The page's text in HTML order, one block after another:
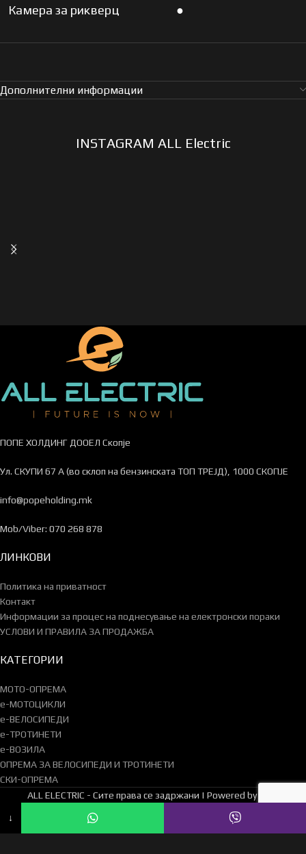
Камера за рикверц ●
Дополнителни информации
INSTAGRAM ALL Electric
ПОПЕ ХОЛДИНГ ДООЕЛ Скопје
Ул. СКУПИ 67 А (во склоп на бензинската ТОП ТРЕЈД), 1000 СКОПЈЕ
info@popeholding.mk
Mob/Viber: 070 268 878
ЛИНКОВИ
Политика на приватност
Контакт
Информации за процес на поднесување на електронски пораки
УСЛОВИ И ПРАВИЛА ЗА ПРОДАЖБА
КАТЕГОРИИ
МОТО-ОПРЕМА
e-МОТОЦИКЛИ
e-ВЕЛОСИПЕДИ
e-ТРОТИНЕТИ
e-ВОЗИЛА
ОПРЕМА ЗА ВЕЛОСИПЕДИ И ТРОТИНЕТИ
СКИ-ОПРЕМА
ALL ELECTRIC - Сите права се задржани | Powered by ZVM
↓